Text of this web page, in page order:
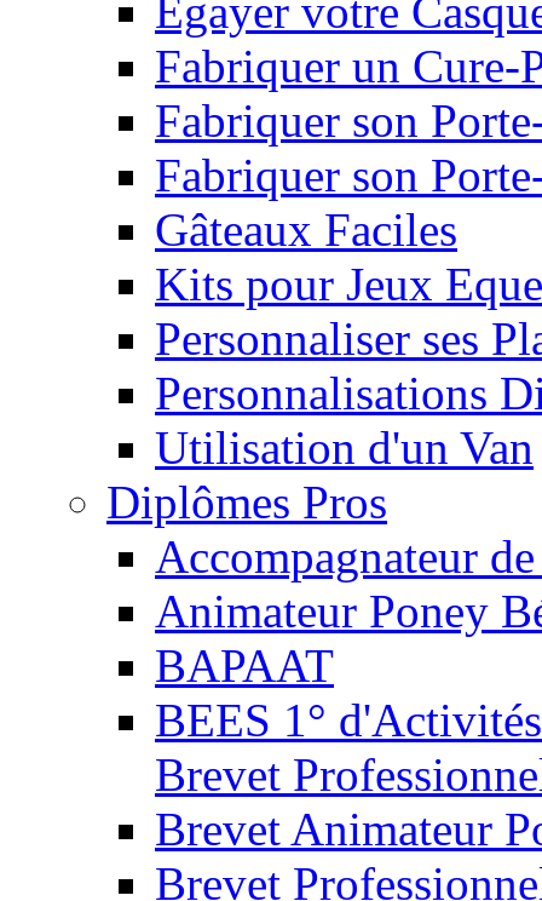
Egayer votre
Fabriquer un Cure-
Fabriquer son
Fabriquer son
Gâteaux Faciles
Kits pour Jeux
Personnaliser ses
Personnalisations
Utilisation d'un Van
Diplômes Pros
Accompagnateur
Animateur Poney
BAPAAT
BEES 1°
Brevet
Brevet Animateur
Brevet